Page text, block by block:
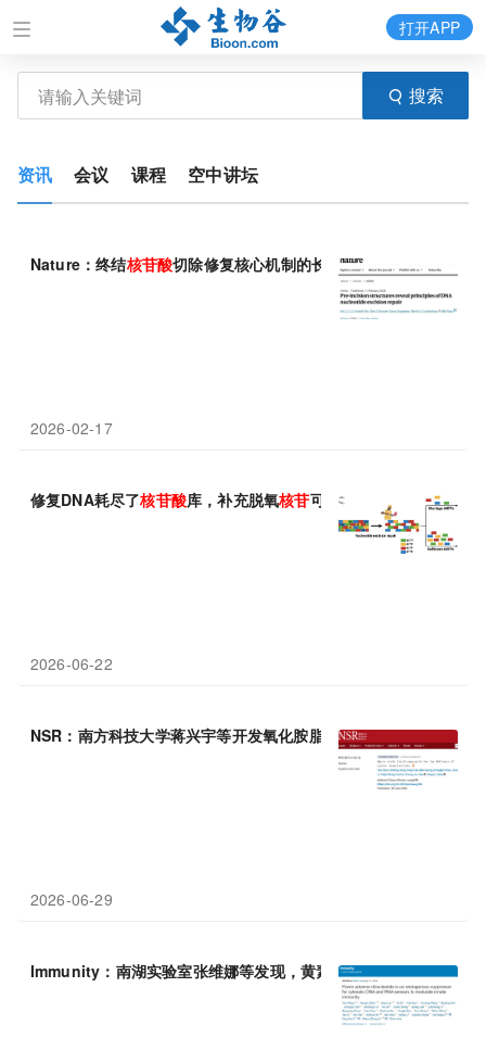
搜索
打开APP
资讯 会议 课程 空中讲坛
Nature：终结核苷酸切除修复核心机制的长年争论——杨薇团队揭
2026-02-17
修复DNA耗尽了核苷酸库，补充脱氧核苷可减轻化疗副作用
2026-06-22
NSR：南方科技大学蒋兴宇等开发氧化胺脂质纳米颗粒实现环二
2026-06-29
Immunity：南湖实验室张维娜等发现，黄素腺嘌呤二核苷酸（